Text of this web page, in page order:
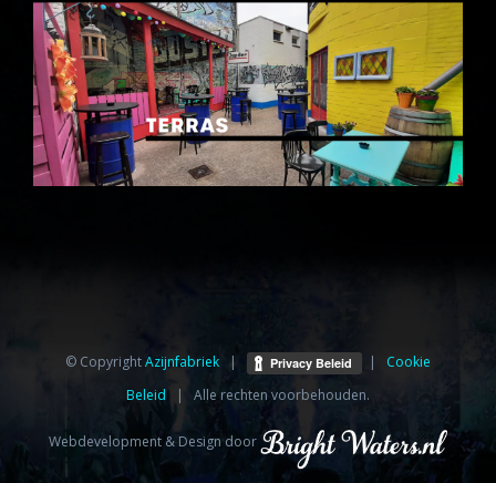
© CopyrightAzijnfabriek⁩ | | Cookie
Beleid | Alle rechten voorbehouden.
Webdevelopment & Design door